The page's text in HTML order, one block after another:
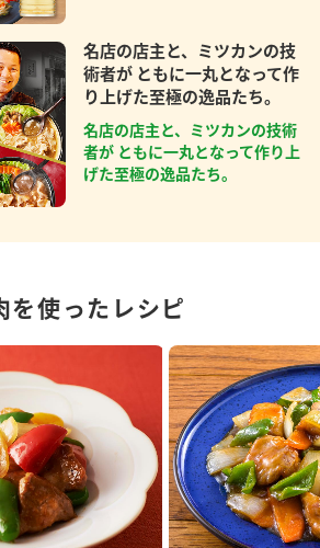
名店の店主と、ミツカンの技
術者が ともに一丸となって作
り上げた至極の逸品たち。
名店の店主と、ミツカンの技術
者が ともに一丸となって作り上
げた至極の逸品たち。
を使ったレシピ